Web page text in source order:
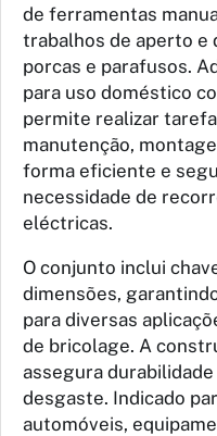
de ferramentas
trabalhos de aperto e
porcas e parafusos.
para uso doméstico
permite realizar
manutenção,
forma eficiente e
necessidade de
eléctricas.
O conjunto inclui
dimensões,
para diversas
de bricolage. A
assegura
desgaste. Indicado
automóveis,